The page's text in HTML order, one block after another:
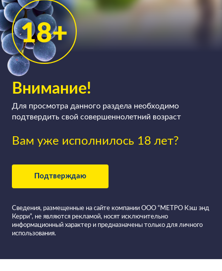
Внимание!
Для просмотра данного раздела необходимо
подтвердить свой совершеннолетний возраст
Вам уже исполнилось 18 лет?
Подтверждаю
Сведения, размещенные на сайте компании ООО “МЕТРО Кэш энд
Керри”, не являются рекламой, носят исключительно
информационный характер и предназначены только для личного
использования.